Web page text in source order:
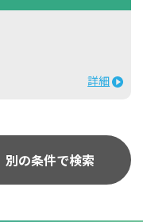
詳細
別の条件で検索